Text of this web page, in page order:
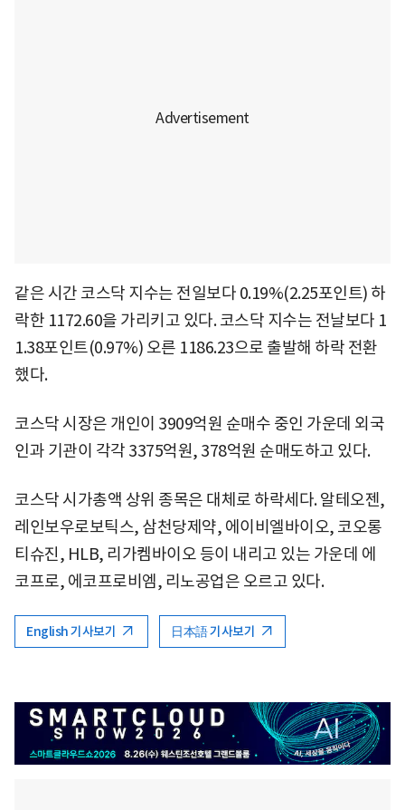
같은 시간 코스닥 지수는 전일보다 0.19%(2.25포인트) 하
락한 1172.60을 가리키고 있다. 코스닥 지수는 전날보다 1
1.38포인트(0.97%) 오른 1186.23으로 출발해 하락 전환
했다.
코스닥 시장은 개인이 3909억원 순매수 중인 가운데 외국
인과 기관이 각각 3375억원, 378억원 순매도하고 있다.
코스닥 시가총액 상위 종목은 대체로 하락세다. 알테오젠,
레인보우로보틱스, 삼천당제약, 에이비엘바이오, 코오롱
티슈진, HLB, 리가켐바이오 등이 내리고 있는 가운데 에
코프로, 에코프로비엠, 리노공업은 오르고 있다.
English 기사보기 日本語 기사보기